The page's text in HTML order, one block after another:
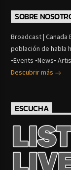
SOBRE
Broadcast | Canada
población de habla
▪Events ▪News▪
Descubrir más
ESCUCHA